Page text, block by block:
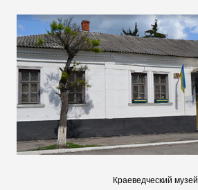
Краеведческий музей